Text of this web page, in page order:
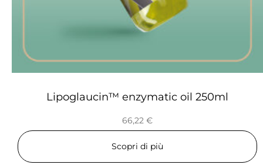
Lipoglaucin™ enzymatic oil 250ml
66,22 €
Scopri di più